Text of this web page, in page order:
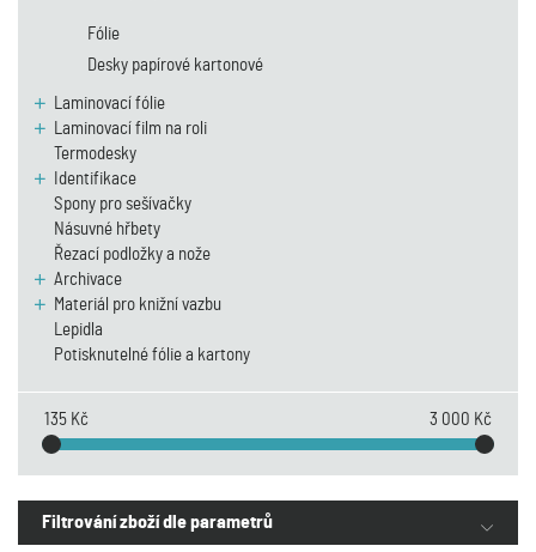
Fólie
Desky papírové kartonové
Laminovací fólie
Laminovací film na roli
Termodesky
Identifikace
Spony pro sešívačky
Násuvné hřbety
Řezací podložky a nože
Archivace
Materiál pro knižní vazbu
Lepidla
Potisknutelné fólie a kartony
135 Kč 3 000 Kč
Filtrování zboží dle parametrů